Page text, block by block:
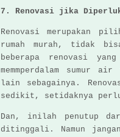
7. Renovasi jika
Renovasi merupakan
rumah murah, tidak
beberapa renovasi
memmperdalam sumur
lain sebagainya.
sedikit, setidaknya
Dan, inilah penutup
ditinggali. Namun